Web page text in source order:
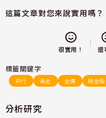
這篇文章對您來說實用嗎？
很實用！ 還
標籤關鍵字
央行 黃金 金價 楊金龍
分析研究